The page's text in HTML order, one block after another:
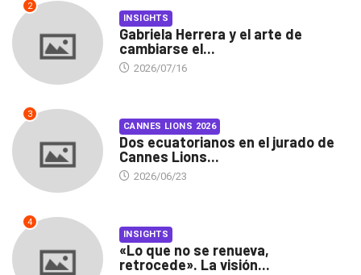
2
INSIGHTS
Gabriela Herrera y el arte de
cambiarse el...
2026/07/16
3
CANNES LIONS 2026
Dos ecuatorianos en el jurado de
Cannes Lions...
2026/06/23
4
INSIGHTS
«Lo que no se renueva,
retrocede». La visión...